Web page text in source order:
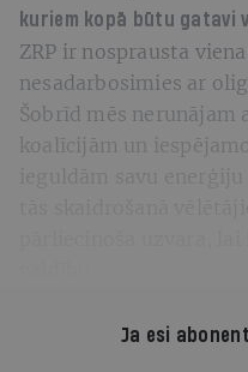
kuriem kopā būtu gatavi
ZRP ir nosprausta
nesadarbosimies ar
Šobrīd mēs nerunājam
koalīcijām un
Ja esi